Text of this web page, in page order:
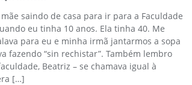
saindo de casa para ir para a Faculdade
eu tinha 10 anos. Ela tinha 40. Me
para eu e minha irmã jantarmos a sopa
fazendo “sin rechistar”. Também lembro
Beatriz – se chamava igual à
[…]